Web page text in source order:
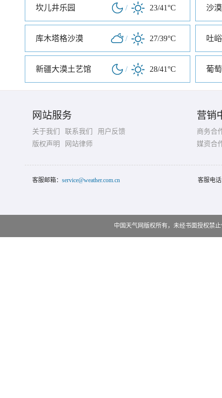
坎儿井乐园 / 23/41°C 沙
库木塔格沙漠 / 27/39°C 吐
新疆大漠土艺馆 / 28/41°C 葡
网站服务
关于我们 联系我们
用户反馈
版权声明
网站律师
营销
商务合
媒资合
客服邮箱： service@weather.com.cn 客服电
中国天气网版权所有，未经书面授权